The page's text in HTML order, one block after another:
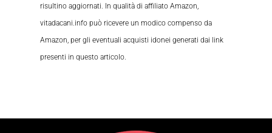
risultino aggiornati. In qualità di affiliato Amazon,
vitadacani.info può ricevere un modico compenso da
Amazon, per gli eventuali acquisti idonei generati dai link
presenti in questo articolo.